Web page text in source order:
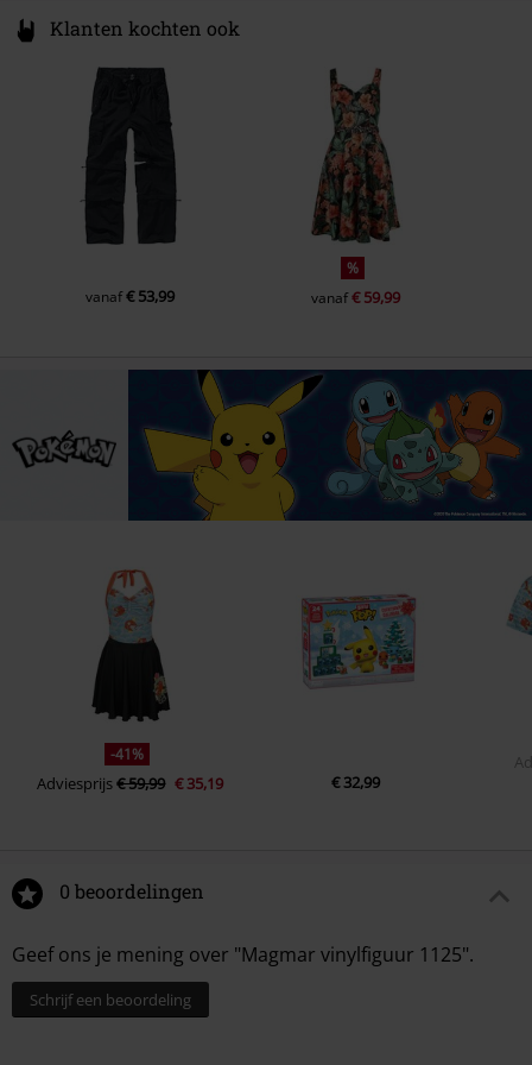
Klanten kochten ook
vanaf€ 53,99
%
vanaf€ 59,99
-41%
Adviesprijs€ 59,99 € 35,19 € 32,99
0 beoordelingen
Geef ons je mening over "Magmar vinylfiguur 1125".
Schrijf een beoordeling